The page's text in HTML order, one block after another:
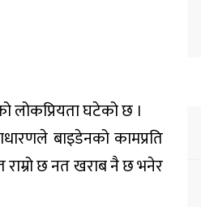
लोकप्रियता घटेको छ ।
बाइडेनको कामप्रति
राम्रो छ नत खराब नै छ भनेर